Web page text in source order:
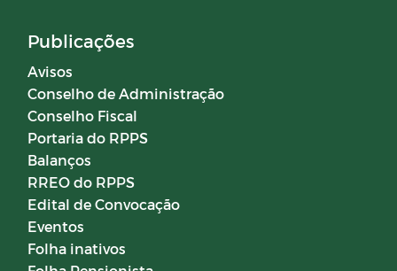
Publicações
Avisos
Conselho de Administração
Conselho Fiscal
Portaria do RPPS
Balanços
RREO do RPPS
Edital de Convocação
Eventos
Folha inativos